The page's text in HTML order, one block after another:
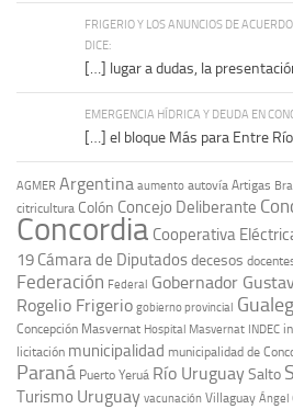
FRIGERIO Y LOS ANUNCIOS DE
DICE:
[…] lugar a dudas, la
EMERGENCIA HÍDRICA Y DEUDA EN
[…] el bloque Más para Entre
AGMER Argentina aumento autovía Artigas
citricultura Colón Concejo Deliberante
Concordia Cooperativa
19 Cámara de Diputadosdecesos
Federación Federal Gobernador
Rogelio Frigerio gobierno provincial
Concepción Masvernat Hospital Masvernat INDEC
licitación municipalidad municipalidad de
Paraná Puerto Yeruá Río UruguaySalto
Turismo Uruguay vacunación Villaguay Ángel